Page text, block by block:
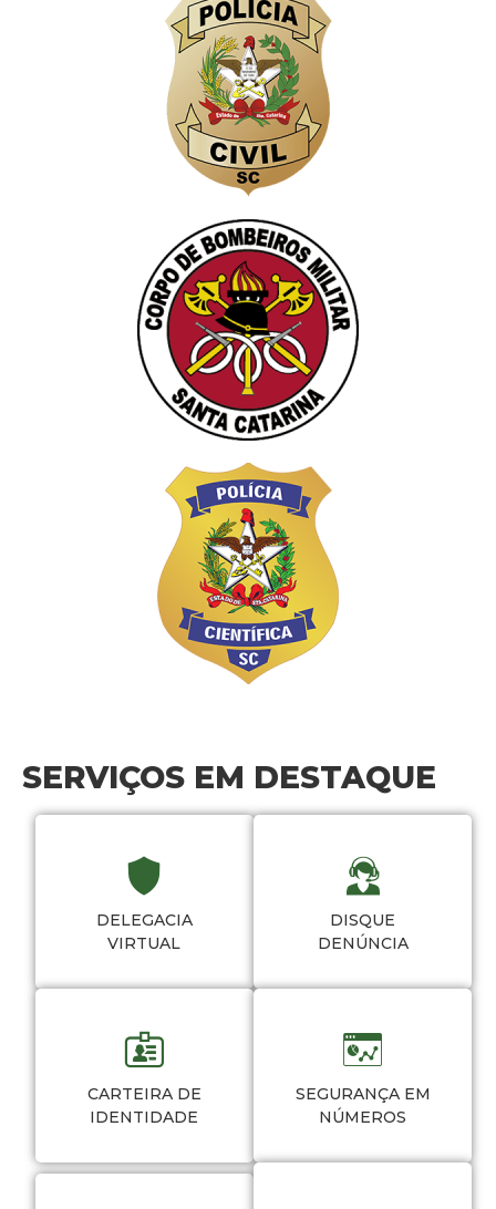
SERVIÇOS EM DESTAQUE
DELEGACIA
VIRTUAL
DISQUE
DENÚNCIA
CARTEIRA DE
IDENTIDADE
SEGURANÇA EM
NÚMEROS